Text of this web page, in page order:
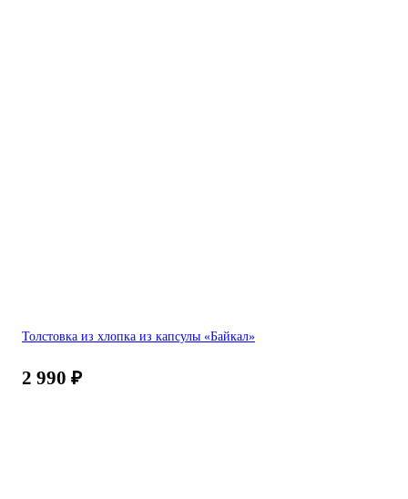
Толстовка из хлопка из капсулы «Байкал»
2 990 ₽